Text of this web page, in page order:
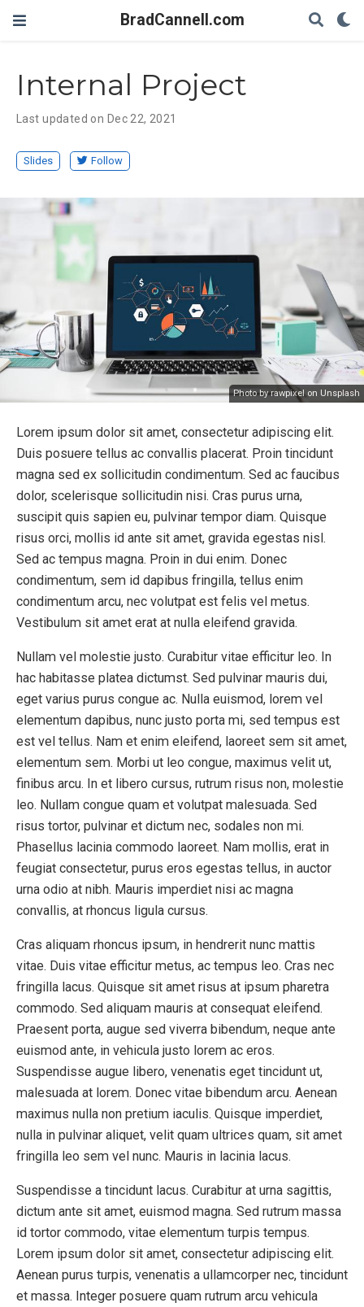
BradCannell.com
Internal Project
Last updated on Dec 22, 2021
Slides Follow
Photo by rawpixel on Unsplash
Lorem ipsum dolor sit amet, consectetur adipiscing elit.
Duis posuere tellus ac convallis placerat. Proin tincidunt
magna sed ex sollicitudin condimentum. Sed ac faucibus
dolor, scelerisque sollicitudin nisi. Cras purus urna,
suscipit quis sapien eu, pulvinar tempor diam. Quisque
risus orci, mollis id ante sit amet, gravida egestas nisl.
Sed ac tempus magna. Proin in dui enim. Donec
condimentum, sem id dapibus fringilla, tellus enim
condimentum arcu, nec volutpat est felis vel metus.
Vestibulum sit amet erat at nulla eleifend gravida.
Nullam vel molestie justo. Curabitur vitae efficitur leo. In
hac habitasse platea dictumst. Sed pulvinar mauris dui,
eget varius purus congue ac. Nulla euismod, lorem vel
elementum dapibus, nunc justo porta mi, sed tempus est
est vel tellus. Nam et enim eleifend, laoreet sem sit amet,
elementum sem. Morbi ut leo congue, maximus velit ut,
finibus arcu. In et libero cursus, rutrum risus non, molestie
leo. Nullam congue quam et volutpat malesuada. Sed
risus tortor, pulvinar et dictum nec, sodales non mi.
Phasellus lacinia commodo laoreet. Nam mollis, erat in
feugiat consectetur, purus eros egestas tellus, in auctor
urna odio at nibh. Mauris imperdiet nisi ac magna
convallis, at rhoncus ligula cursus.
Cras aliquam rhoncus ipsum, in hendrerit nunc mattis
vitae. Duis vitae efficitur metus, ac tempus leo. Cras nec
fringilla lacus. Quisque sit amet risus at ipsum pharetra
commodo. Sed aliquam mauris at consequat eleifend.
Praesent porta, augue sed viverra bibendum, neque ante
euismod ante, in vehicula justo lorem ac eros.
Suspendisse augue libero, venenatis eget tincidunt ut,
malesuada at lorem. Donec vitae bibendum arcu. Aenean
maximus nulla non pretium iaculis. Quisque imperdiet,
nulla in pulvinar aliquet, velit quam ultrices quam, sit amet
fringilla leo sem vel nunc. Mauris in lacinia lacus.
Suspendisse a tincidunt lacus. Curabitur at urna sagittis,
dictum ante sit amet, euismod magna. Sed rutrum massa
id tortor commodo, vitae elementum turpis tempus.
Lorem ipsum dolor sit amet, consectetur adipiscing elit.
Aenean purus turpis, venenatis a ullamcorper nec, tincidunt
et massa. Integer posuere quam rutrum arcu vehicula